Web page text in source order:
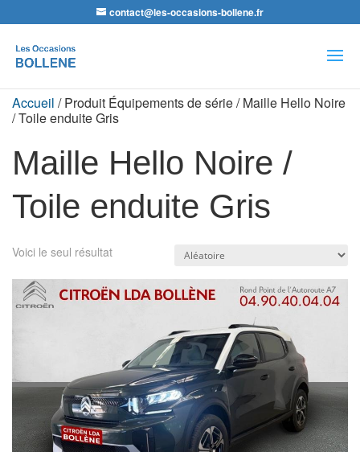
contact@les-occasions-bollene.fr
de
produits
Accueil / Produit Équipements de série / Maille Hello Noire
/ Toile enduite Gris
Maille Hello Noire /
Toile enduite Gris
Voici le seul résultat